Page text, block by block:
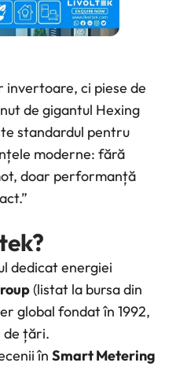
invertoare, ci piese de
de gigantul Hexing
standardul pentru
moderne: fără
doar performanță
dedicat energiei
(listat la bursa din
global fondat în 1992,
de țări.
în Smart Metering